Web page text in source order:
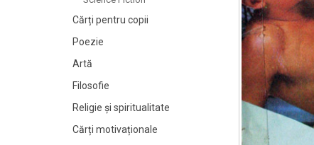
Cărți pentru copii
Poezie
Artă
Filosofie
Religie și spiritualitate
Cărți motivaționale